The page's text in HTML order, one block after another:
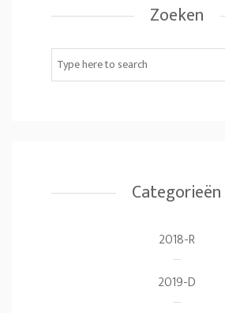
Zoeken
Categorieën
2018-R
2019-D